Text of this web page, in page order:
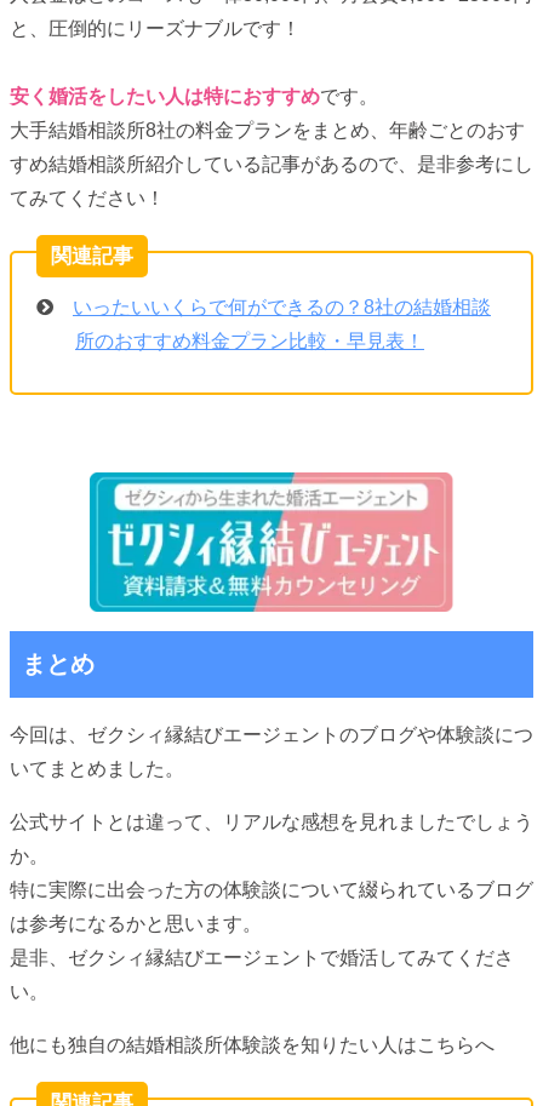
と、圧倒的にリーズナブルです！
安く婚活をしたい人は特におすすめです。
大手結婚相談所8社の料金プランをまとめ、年齢ごとのおす
すめ結婚相談所紹介している記事があるので、是非参考にし
てみてください！
いったいいくらで何ができるの？8社の結婚相談
所のおすすめ料金プラン比較・早見表！
まとめ
今回は、ゼクシィ縁結びエージェントのブログや体験談につ
いてまとめました。
公式サイトとは違って、リアルな感想を見れましたでしょう
か。
特に実際に出会った方の体験談について綴られているブログ
は参考になるかと思います。
是非、ゼクシィ縁結びエージェントで婚活してみてくださ
い。
他にも独自の結婚相談所体験談を知りたい人はこちらへ